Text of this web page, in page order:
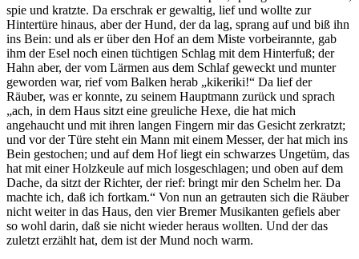
spie und kratzte. Da erschrak er gewaltig, lief und wollte zur
Hintertüre hinaus, aber der Hund, der da lag, sprang auf und biß ihn
ins Bein: und als er über den Hof an dem Miste vorbeirannte, gab
ihm der Esel noch einen tüchtigen Schlag mit dem Hinterfuß; der
Hahn aber, der vom Lärmen aus dem Schlaf geweckt und munter
geworden war, rief vom Balken herab „kikeriki!“ Da lief der
Räuber, was er konnte, zu seinem Hauptmann zurück und sprach
„ach, in dem Haus sitzt eine greuliche Hexe, die hat mich
angehaucht und mit ihren langen Fingern mir das Gesicht zerkratzt;
und vor der Türe steht ein Mann mit einem Messer, der hat mich ins
Bein gestochen; und auf dem Hof liegt ein schwarzes Ungetüm, das
hat mit einer Holzkeule auf mich losgeschlagen; und oben auf dem
Dache, da sitzt der Richter, der rief: bringt mir den Schelm her. Da
machte ich, daß ich fortkam.“ Von nun an getrauten sich die Räuber
nicht weiter in das Haus, den vier Bremer Musikanten gefiels aber
so wohl darin, daß sie nicht wieder heraus wollten. Und der das
zuletzt erzählt hat, dem ist der Mund noch warm.